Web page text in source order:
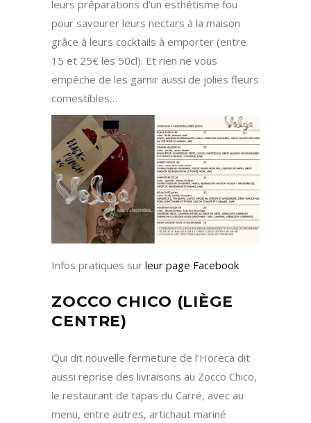
leurs préparations d’un esthétisme fou
pour savourer leurs nectars à la maison
grâce à leurs cocktails à emporter (entre
15 et 25€ les 50cl). Et rien ne vous
empêche de les garnir aussi de jolies fleurs
comestibles…
Infos pratiques sur leur page Facebook
ZOCCO CHICO (LIÈGE
CENTRE)
Qui dit nouvelle fermeture de l’Horeca dit
aussi reprise des livraisons au Zocco Chico,
le restaurant de tapas du Carré, avec au
menu, entre autres, artichaut mariné